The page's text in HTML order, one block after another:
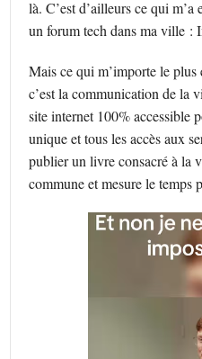
là. C’est d’ailleurs ce qui
un forum tech dans ma ville :
Mais ce qui m’importe le
c’est la communication de la
site internet 100% accessible
unique et tous les accès aux
publier un livre consacré à la
commune et mesure le temps